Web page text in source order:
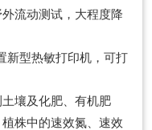
流动测试，大程度降
新型热敏打印机，可打
壤及化肥、有机肥
株中的速效氮、速效